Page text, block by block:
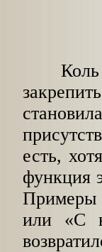
Коль
есть,
функция
Примеры
или «С